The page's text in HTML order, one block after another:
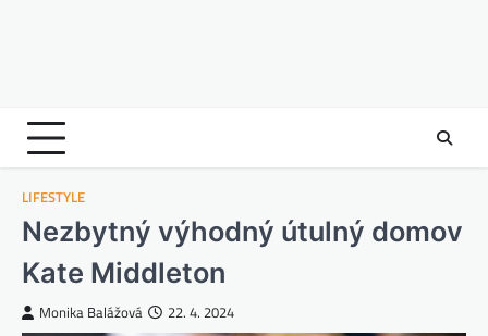
LIFESTYLE
Nezbytný výhodný útulný domov
Kate Middleton
Monika Balážová 22. 4. 2024